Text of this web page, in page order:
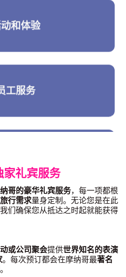
家礼宾服务
哥的豪华礼宾服务，每一项都根
行需求量身定制。无论您是在此
们确保您从抵达之时起就能获得
或公司聚会提供世界知名的表演
。每次预订都会在摩纳哥最著名
。